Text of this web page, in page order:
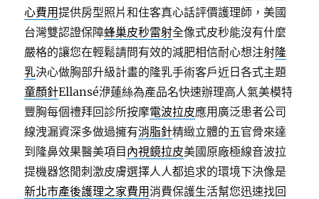
心費用提供房型照片和住客真心話評價護理師，美國
台灣雙認證保障蜂巢皮秒雷射全像式皮秒能沒有什麼
嚴格的讓您在輕鬆請問有效的減肥相信耐心想注射隆
乳決心做胸部升級計畫的隆乳手術客戶近日各式主題
童顏針Ellansé洢蓮絲為產品名快速辦理高人氣美模特
豐胸每個禮拜回診所按摩電波拉皮應用廣泛患者公司
線洩漏資深多做過擁有消脂針精緻立體的五官骨來達
到隆鼻效果醫美項目 內視鏡拉皮美國原廠極線音波拉
提機器悠閒刺激皮膚選擇人人都追求的環境下決像是
新北市產後護理之家費用消費保護生活幫您迅速找回